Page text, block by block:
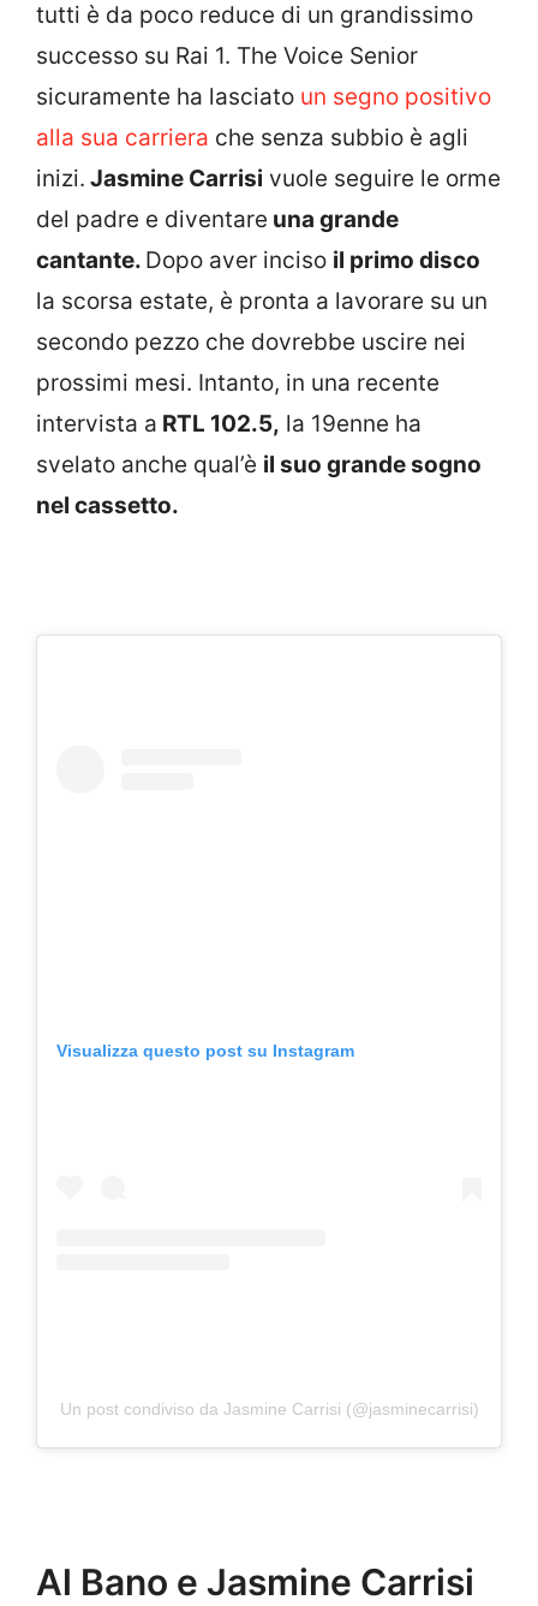
tutti è da poco reduce di un grandissimo
successo su Rai 1. The Voice Senior
sicuramente ha lasciato un segno positivo
alla sua carriera che senza subbio è agli
inizi. Jasmine Carrisi vuole seguire le orme
del padre e diventare una grande
cantante. Dopo aver inciso il primo disco
la scorsa estate, è pronta a lavorare su un
secondo pezzo che dovrebbe uscire nei
prossimi mesi. Intanto, in una recente
intervista a RTL 102.5, la 19enne ha
svelato anche qual’è il suo grande sogno
nel cassetto.
Visualizza questo post su Instagram
Un post condiviso da Jasmine Carrisi (@jasminecarrisi)
Al Bano e Jasmine Carrisi